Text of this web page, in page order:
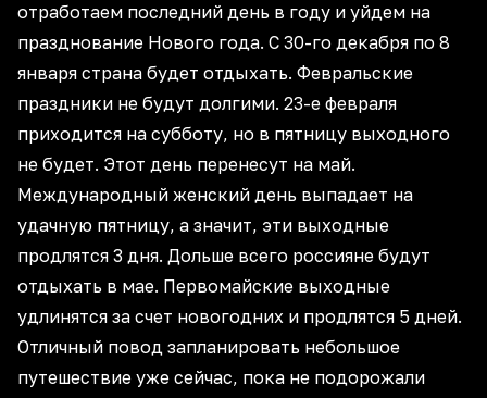
отработаем последний день в году и уйдем на
празднование Нового года. С 30-го декабря по 8
января страна будет отдыхать. Февральские
праздники не будут долгими. 23-е февраля
приходится на субботу, но в пятницу выходного
не будет. Этот день перенесут на май.
Международный женский день выпадает на
удачную пятницу, а значит, эти выходные
продлятся 3 дня. Дольше всего россияне будут
отдыхать в мае. Первомайские выходные
удлинятся за счет новогодних и продлятся 5 дней.
Отличный повод запланировать небольшое
путешествие уже сейчас, пока не подорожали